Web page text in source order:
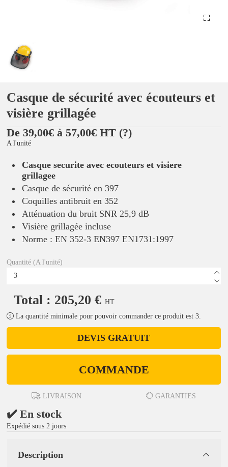
Casque de sécurité avec écouteurs et
visière grillagée
De 39,00€ à 57,00€ HT (?)
A l'unité
Casque securite avec ecouteurs et visiere
grillagee
Casque de sécurité en 397
Coquilles antibruit en 352
Atténuation du bruit SNR 25,9 dB
Visière grillagée incluse
Norme : EN 352-3 EN397 EN1731:1997
Quantité (A l'unité)
Total : 205,20 € HT
La quantité minimale pour pouvoir commander ce produit est 3.
DEVIS GRATUIT
COMMANDE
LIVRAISON GARANTIES
✔️ En stock
Expédié sous 2 jours
Description